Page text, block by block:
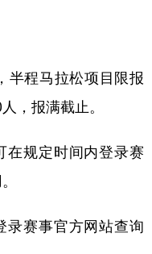
程马拉松项目限报
，报满截止。
规定时间内登录赛
赛事官方网站查询